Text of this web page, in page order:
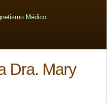
Médico
Dra. Mary